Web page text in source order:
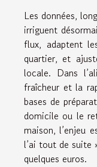
Les données,
irriguent
flux, adaptent
quartier, et
locale. Dans
fraîcheur et la
bases de
domicile ou le
maison, l’enjeu
l’ai tout de suite
quelques euros.